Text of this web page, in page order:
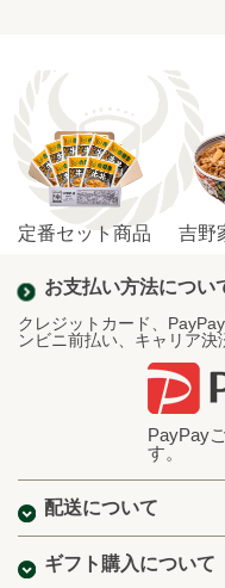
定番セット商品 吉野
お支払い方法につい
クレジットカード、
ンビニ前払い、キャリア決
PayPay
す。
配送について
ギフト購入について